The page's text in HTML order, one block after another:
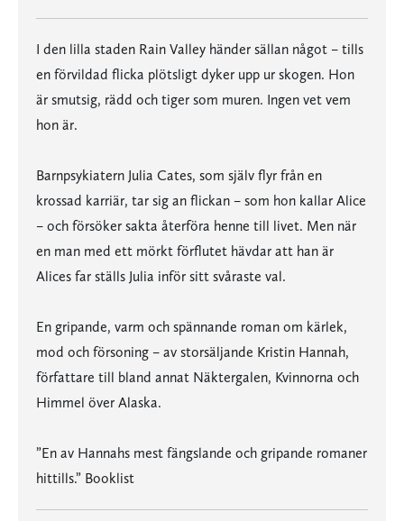
I den lilla staden Rain Valley händer sällan något – tills
en förvildad flicka plötsligt dyker upp ur skogen. Hon
är smutsig, rädd och tiger som muren. Ingen vet vem
hon är.
Barnpsykiatern Julia Cates, som själv flyr från en
krossad karriär, tar sig an flickan – som hon kallar Alice
– och försöker sakta återföra henne till livet. Men när
en man med ett mörkt förflutet hävdar att han är
Alices far ställs Julia inför sitt svåraste val.
En gripande, varm och spännande roman om kärlek,
mod och försoning – av storsäljande Kristin Hannah,
författare till bland annat Näktergalen, Kvinnorna och
Himmel över Alaska.
”En av Hannahs mest fängslande och gripande romaner
hittills.” Booklist